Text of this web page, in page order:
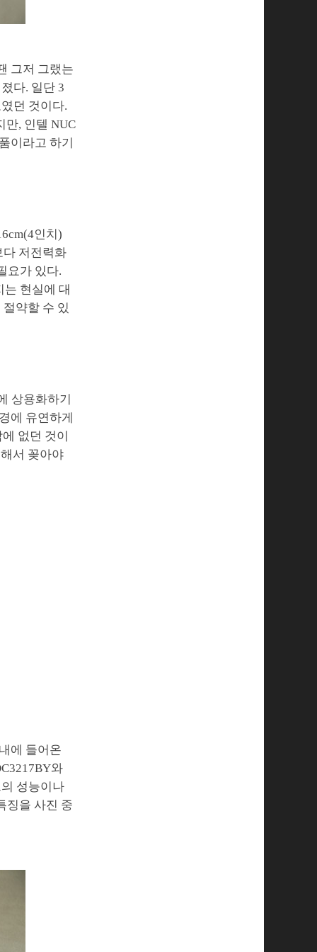
그저 그랬는
다. 일단 3
던 것이다.
만, 인텔 NUC
이라고 하기
인치)
다 저전력화
요가 있다.
현실에 대
약할 수 있
상용화하기
에 유연하게
없던 것이
서 꽂아야
에 들어온
와
성능이나
징을 사진 중